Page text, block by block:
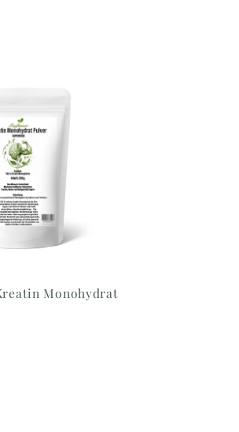
Monohydrat